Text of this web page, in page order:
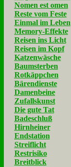
Nomen est omen
Reste vom Feste
Einmal im Leben
Memory-Effekte
Reisen ins Licht
Reisen im Kopf
Katzenwäsche
Baumsterben
Rotkäppchen
Bärendienste
Damenbeine
Zufallskunst
Die gute Tat
Badeschluß
Hirnheiner
Endstation
Streiflicht
Restrisiko
Breitblick